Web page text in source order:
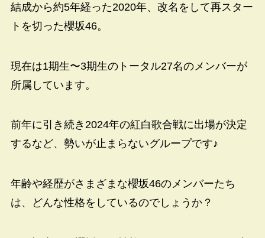
結成から約5年経った2020年、改名をして再スター
トを切った櫻坂46。
現在は1期生〜3期生のトータル27名のメンバーが
所属しています。
前年に引き続き2024年の紅白歌合戦に出場が決定
するなど、勢いが止まらないグループです♪
年齢や経歴がさまざまな櫻坂46のメンバーたち
は、どんな性格をしているのでしょうか？